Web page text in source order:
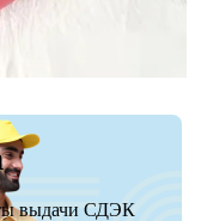
выдачи СДЭК